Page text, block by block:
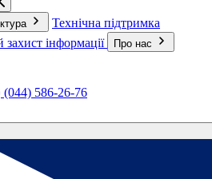
Технічна підтримка
захист інформації Про нас
(044) 586-26-76